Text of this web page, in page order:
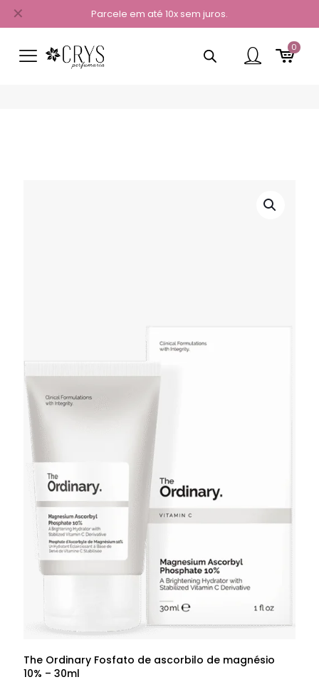
Parcele em até 10x sem juros.
✕
0
The Ordinary Fosfato de ascorbilo de magnésio
10% – 30ml